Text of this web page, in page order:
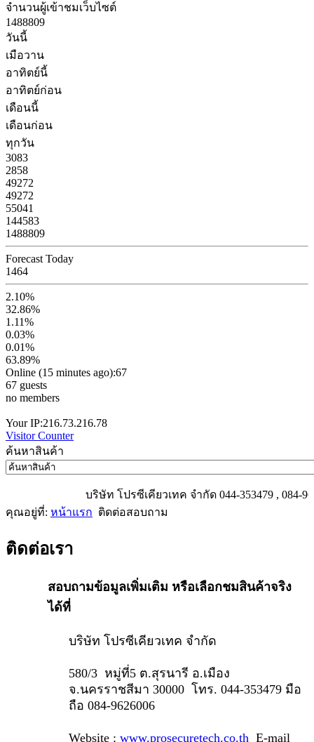
จำนวนผู้เข้าชมเว็บไซต์
1488809
วันนี้
เมือวาน
อาทิตย์นี้
อาทิตย์ก่อน
เดือนนี้
เดือนก่อน
ทุกวัน
3083
2858
49272
49272
55041
144583
1488809
Forecast Today
1464
2.10%
32.86%
1.11%
0.03%
0.01%
63.89%
Online (15 minutes ago):67
67 guests
no members
Your IP:216.73.216.78
Visitor Counter
ค้นหาสินค้า
บริษัท โปรซีเคียวเทค จำกัด 044-353479 , 084-
คุณอยู่ที่: หน้าแรก ติดต่อสอบถาม
ติดต่อเรา
สอบถามข้อมูลเพิ่มเติม หรือเลือกชมสินค้าจริง
ได้ที่
บริษัท โปรซีเคียวเทค จำกัด
580/3 หมู่ที่5 ต.สุรนารี อ.เมือง
จ.นครราชสีมา 30000 โทร. 044-353479 มือ
ถือ 084-9626006
Website : www.prosecuretech.co.th E-mail